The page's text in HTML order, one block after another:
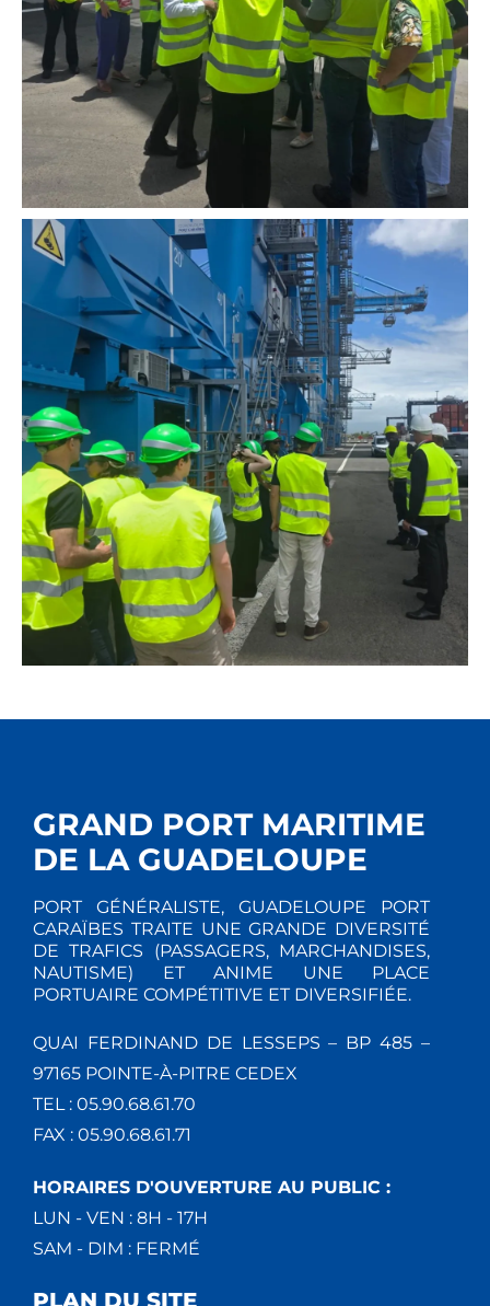
GRAND PORT MARITIME
DE LA GUADELOUPE
PORT GÉNÉRALISTE, GUADELOUPE PORT
CARAÏBES TRAITE UNE GRANDE DIVERSITÉ
DE TRAFICS (PASSAGERS, MARCHANDISES,
NAUTISME) ET ANIME UNE PLACE
PORTUAIRE COMPÉTITIVE ET DIVERSIFIÉE.
QUAI FERDINAND DE LESSEPS – BP 485 –
97165 POINTE-À-PITRE CEDEX
TEL : 05.90.68.61.70
FAX : 05.90.68.61.71
HORAIRES D'OUVERTURE AU PUBLIC :
LUN - VEN : 8H - 17H
SAM - DIM : FERMÉ